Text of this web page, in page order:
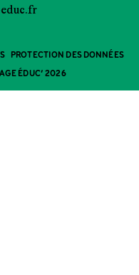
PROTECTION DES DONNÉES
ÉDUC’ 2026